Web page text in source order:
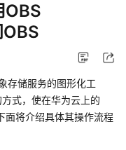
存储服务的图形化工
式，使在华为云上的
面将介绍具体其操作流程